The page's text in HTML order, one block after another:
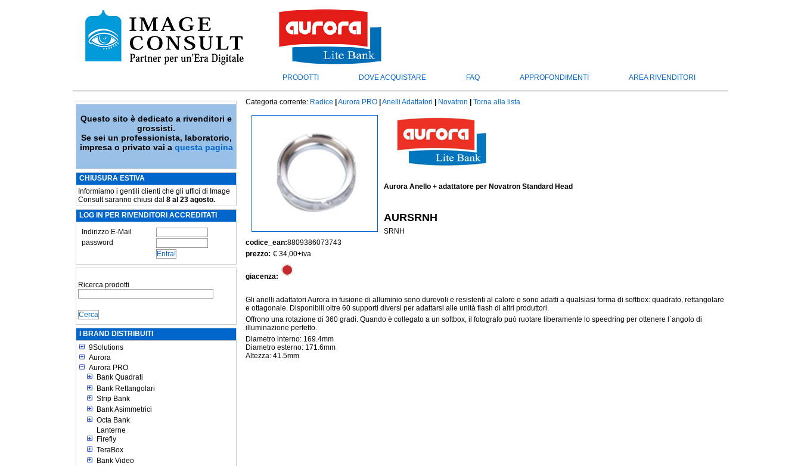
PRODOTTI DOVE ACQUISTARE FAQ APPROFONDIMENTI AREA RIVENDITORI
Questo sito è dedicato a rivenditori e
grossisti.
Se sei un professionista, laboratorio,
impresa o privato vai a questa pagina
CHIUSURA ESTIVA
Informiamo i gentili clienti che gli uffici di Image
Consult saranno chiusi dal 8 al 23 agosto.
LOG IN PER RIVENDITORI ACCREDITATI
Indirizzo E-Mail
password
Ricerca prodotti
I BRAND DISTRIBUITI
9Solutions
Aurora
Aurora PRO
Bank Quadrati
Bank Rettangolari
Strip Bank
Bank Asimmetrici
Octa Bank
Lanterne
Firefly
TeraBox
Bank Video
Categoria corrente: Radice Aurora PRO Anelli Adattatori Novatron Torna alla lista
Aurora Anello + adattatore per Novatron Standard Head
AURSRNH
SRNH
codice_ean:8809386073743
prezzo: € 34,00+iva
giacenza:
Gli anelli adattatori Aurora in fusione di alluminio sono durevoli e resistenti al calore e sono adatti a qualsiasi forma di softbox: quadrato, rettangolare
e ottagonale. Disponibili oltre 60 supporti diversi per adattarsi alle unità flash di altri produttori.
Offrono una rotazione di 360 gradi. Quando è collegato a un softbox, il fotografo può ruotare liberamente lo speedring per ottenere l`angolo di
illuminazione perfetto.
Diametro interno: 169.4mm
Diametro esterno: 171.6mm
Altezza: 41.5mm